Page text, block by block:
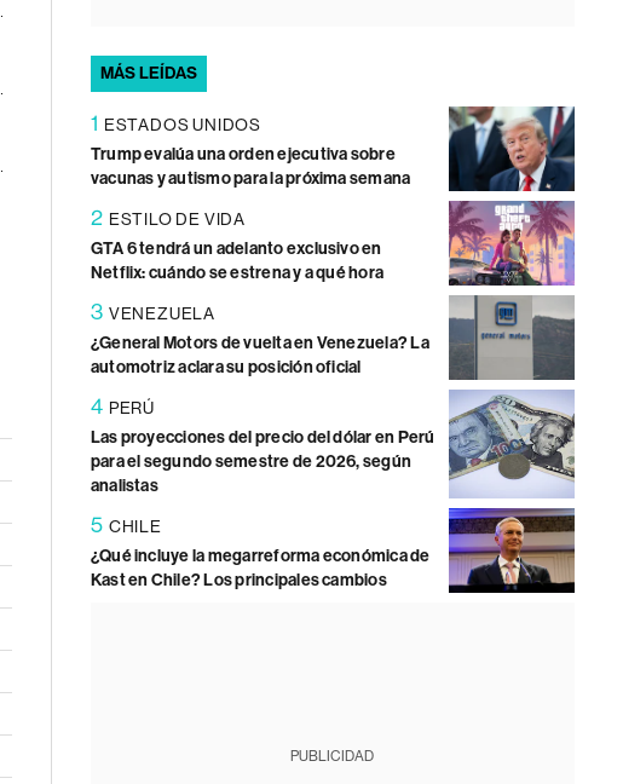
MÁS LEÍDAS
1 ESTADOS UNIDOS
Trump evalúa una orden ejecutiva sobre
vacunas y autismo para la próxima semana
2 ESTILO DE VIDA
GTA 6 tendrá un adelanto exclusivo en
Netflix: cuándo se estrena y a qué hora
3 VENEZUELA
¿General Motors de vuelta en Venezuela? La
automotriz aclara su posición oficial
4 PERÚ
Las proyecciones del precio del dólar en Perú
para el segundo semestre de 2026, según
analistas
5 CHILE
¿Qué incluye la megarreforma económica de
Kast en Chile? Los principales cambios
PUBLICIDAD